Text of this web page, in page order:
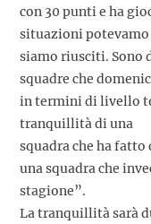
con 30 punti e ha
situazioni
siamo riusciti. Sono
squadre che
in termini di livello
tranquillità di una
squadra che ha
una squadra che
stagione”.
La tranquillità sarà